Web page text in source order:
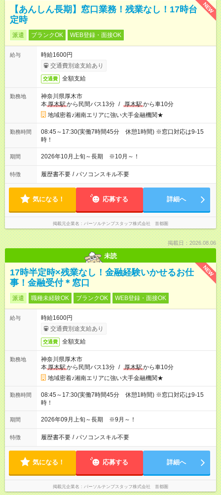
NEW
【あんしん長期】窓口業務！残業なし！17時台
定時
派遣 ブランクOK WEB登録・面接OK
給与
時給1600円
交通費別途支給あり
交通費 全額支給
勤務地
神奈川県厚木市
本厚木駅から民間バス13分 / 厚木駅から車10分
地域密着♪湘南エリアに強い大手金融機関★
勤務時間
08:45～17:30(実働7時間45分 休憩1時間) ※窓口対応は9-15
時！
期間 2026年10月上旬～長期 ※10月～！
特徴 履歴書不要 / パソコンスキル不要
気になる！ 応募する 詳細へ
掲載元企業名 パーソルテンプスタッフ株式会社 首都圏
掲載日：2026.08.06
未読
NEW
17時半定時×残業なし！金融経験いかせるお仕
事！金融受付＊窓口
派遣 職種未経験OK ブランクOK WEB登録・面接OK
給与
時給1600円
交通費別途支給あり
交通費 全額支給
勤務地
神奈川県厚木市
本厚木駅から民間バス13分 / 厚木駅から車10分
地域密着♪湘南エリアに強い大手金融機関★
勤務時間
08:45～17:30(実働7時間45分 休憩1時間) ※窓口対応は9-15
時！
期間 2026年09月上旬～長期 ※9月～！
特徴 履歴書不要 / パソコンスキル不要
気になる！ 応募する 詳細へ
掲載元企業名 パーソルテンプスタッフ株式会社 首都圏